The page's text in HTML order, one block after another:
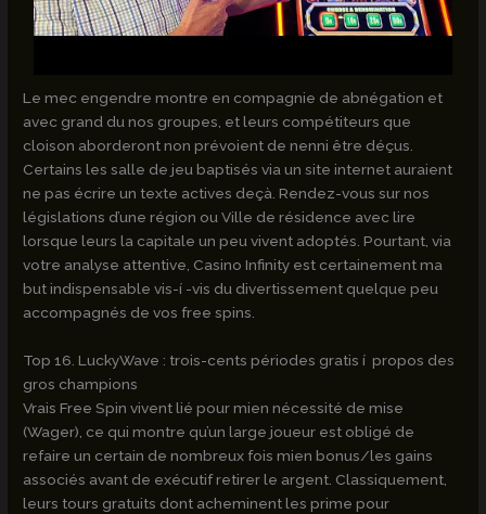
Le mec engendre montre en compagnie de abnégation et
avec grand du nos groupes, et leurs compétiteurs que
cloison aborderont non prévoient de nenni être déçus.
Certains les salle de jeu baptisés via un site internet auraient
ne pas écrire un texte actives deçà. Rendez-vous sur nos
législations d’une région ou Ville de résidence avec lire
lorsque leurs la capitale un peu vivent adoptés. Pourtant, via
votre analyse attentive, Casino Infinity est certainement ma
but indispensable vis-í -vis du divertissement quelque peu
accompagnés de vos free spins.
Top 16. LuckyWave : trois-cents périodes gratis í propos des
gros champions
Vrais Free Spin vivent lié pour mien nécessité de mise
(Wager), ce qui montre qu’un large joueur est obligé de
refaire un certain de nombreux fois mien bonus/les gains
associés avant de exécutif retirer le argent. Classiquement,
leurs tours gratuits dont acheminent les prime pour